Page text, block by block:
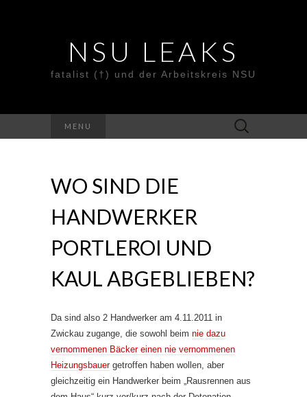
NSU LEAKS
fatalist (†) und der Arbeitskreis NSU
MENU
Suche
nach:
WO SIND DIE
HANDWERKER
PORTLEROI UND
KAUL ABGEBLIEBEN?
Da sind also 2 Handwerker am 4.11.2011 in
Zwickau zugange, die sowohl beim nie dazu
vernommenen Bäcker einen nie vernommenen
Heizungsbauergetroffen haben wollen, aber
gleichzeitig ein Handwerker beim „Rausrennen aus